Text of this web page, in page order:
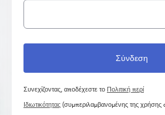
Συνεχίζοντας, αποδέχεστε το Πολιτική περί
Ιδιωτικότητας(συμπεριλαμβανομένης της